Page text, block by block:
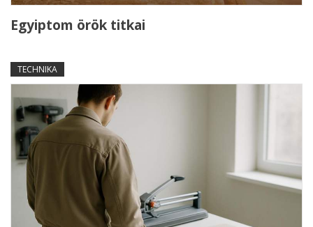
Egyiptom örök titkai
TECHNIKA